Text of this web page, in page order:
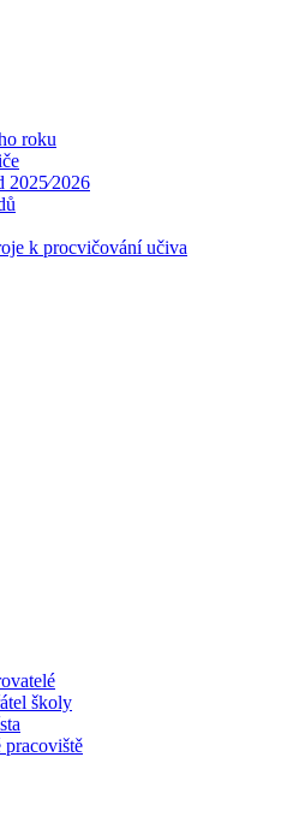
roku
k procvičování učiva
školy
pracoviště